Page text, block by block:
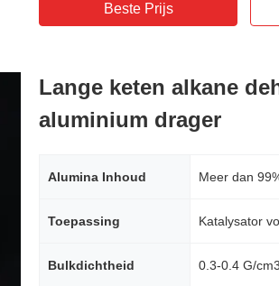
Beste Prijs
Lange keten alkane
aluminium drager
Alumina Inhoud Meer dan
Toepassing
Bulkdichtheid 0.3-0.4 G/cm3